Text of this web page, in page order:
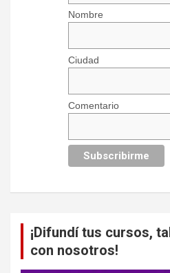
Nombre
Ciudad
Comentario
¡Difundí tus cursos,
con nosotros!